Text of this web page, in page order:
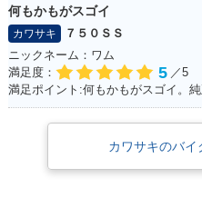
何もかもがスゴイ
カワサキ
７５０ＳＳ
ニックネーム：ワム
満足度：
5 ／5
カワサキのバイ